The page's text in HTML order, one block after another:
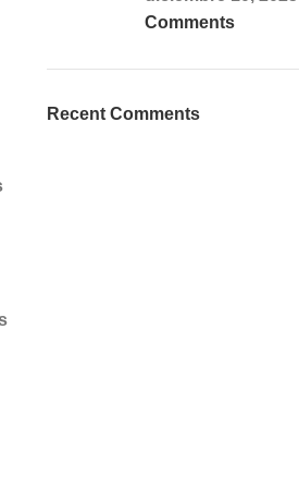
Comments
Recent Comments